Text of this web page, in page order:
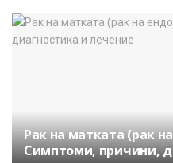
Рак на матката (рак
Симптоми, причини,